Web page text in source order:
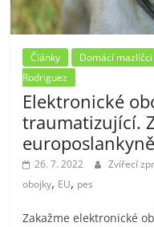
Články Domácí mazlíčci
Rodriguez
Elektronické
traumatizující.
europoslankyně
26. 7. 2022 Zvířecí
obojky, EU, pes
Zakažme elektronické